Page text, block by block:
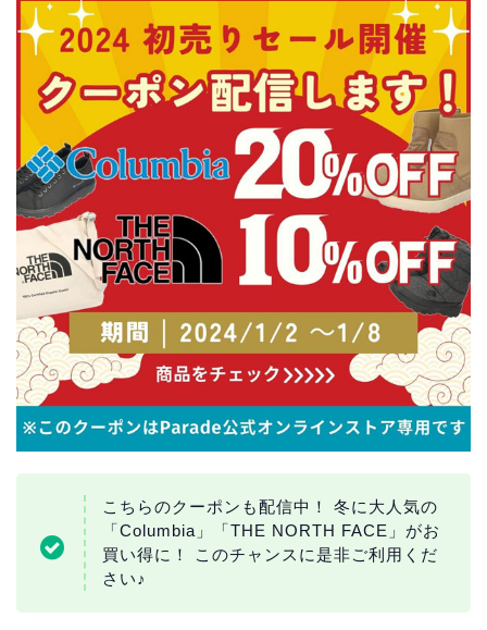
こちらのクーポンも配信中！ 冬に大人気の
「Columbia」「THE NORTH FACE」がお
買い得に！ このチャンスに是非ご利用くだ
さい♪